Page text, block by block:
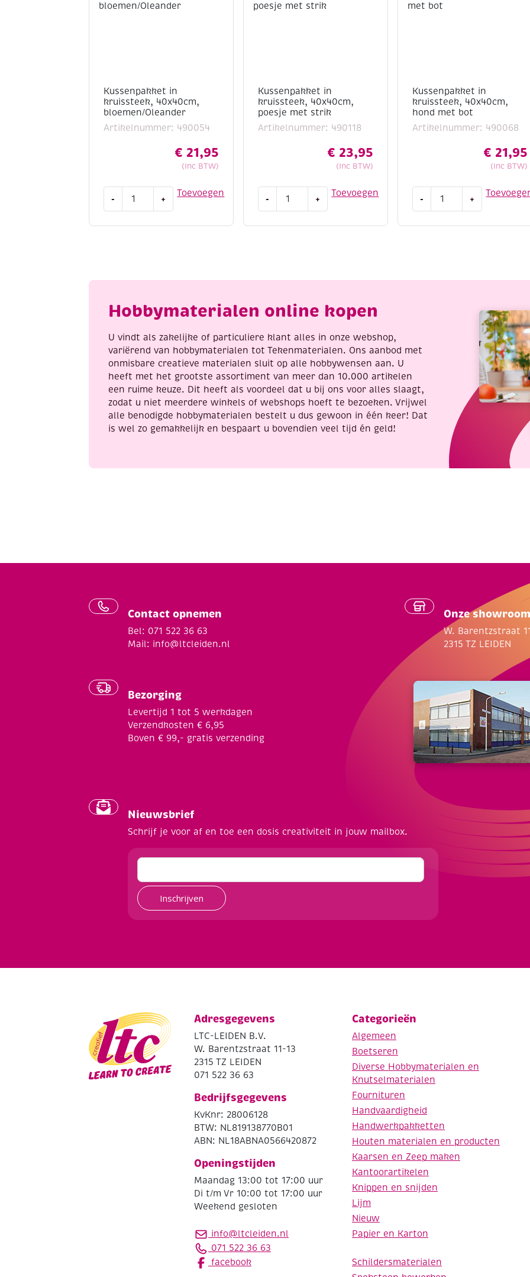
Kussenpakket in
kruissteek, 40x40cm,
bloemen/Oleander
Artikelnummer: 490054
€ 21,95
(Inc BTW)
Toevoegen
- +
Kussenpakket in
kruissteek, 40x40cm,
poesje met strik
Artikelnummer: 490118
€ 23,95
(Inc BTW)
Toevoegen
-
aantal
+
Kussenpakket in
kruissteek, 40x40cm,
hond met bot
Artikelnummer: 490068
€ 21,95
(Inc BTW)
-
aantal
+
Hobbymaterialen online kopen
U vindt als zakelijke of particuliere klant alles in onze webshop,
variërend van hobbymaterialen tot Tekenmaterialen. Ons aanbod met
onmisbare creatieve materialen sluit op alle hobbywensen aan. U
heeft met het grootste assortiment van meer dan 10.000 artikelen
een ruime keuze. Dit heeft als voordeel dat u bij ons voor alles slaagt,
zodat u niet meerdere winkels of webshops hoeft te bezoeken. Vrijwel
alle benodigde hobbymaterialen bestelt u dus gewoon in één keer! Dat
is wel zo gemakkelijk en bespaart u bovendien veel tijd én geld!
Contact opnemen
Bel: 071 522 36 63
Mail: info@ltcleiden.nl
Bezorging
Levertijd 1 tot 5 werkdagen
Verzendkosten € 6,95
Boven € 99,- gratis verzending
Onze showroom
W. Barentzstraat
2315 TZ LEIDEN
Nieuwsbrief
Schrijf je voor af en toe een dosis creativiteit in jouw mailbox.
Inschrijven
Adresgegevens
LTC-LEIDEN B.V.
W. Barentzstraat 11-13
2315 TZ LEIDEN
071 522 36 63
Bedrijfsgegevens
KvKnr: 28006128
BTW: NL819138770B01
ABN: NL18ABNA0566420872
Openingstijden
Maandag 13:00 tot 17:00 uur
Di t/m Vr 10:00 tot 17:00 uur
Weekend gesloten
info@ltcleiden.nl
071 522 36 63
facebook
Categorieën
Algemeen
Boetseren
Diverse Hobbymaterialen en
Knutselmaterialen
Fournituren
Handvaardigheid
Handwerkpakketten
Houten materialen en producten
Kaarsen en Zeep maken
Kantoorartikelen
Knippen en snijden
Lijm
Nieuw
Papier en Karton
Schildersmaterialen